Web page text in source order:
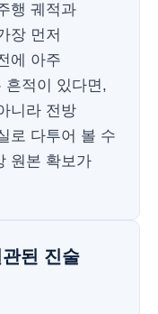
행 궤적과
장 먼저
에 아주
흔적이 있다면,
니라 전방
로 다투어 볼 수
원본 확보가
된 진술